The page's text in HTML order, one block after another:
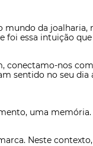
da joalharia,
foi essa intuição
conectamo-nos
sentido no seu dia
uma
Neste